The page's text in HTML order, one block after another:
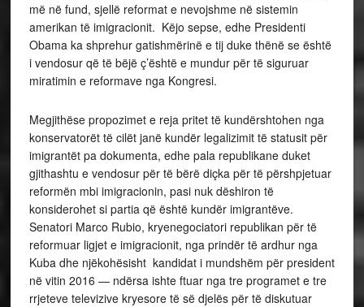
më në fund, sjellë reformat e nevojshme në sistemin
amerikan të imigracionit. Këjo sepse, edhe Presidenti
Obama ka shprehur gatishmërinë e tij duke thënë se është
i vendosur që të bëjë ç’është e mundur për të siguruar
miratimin e reformave nga Kongresi.
Megjithëse propozimet e reja pritet të kundërshtohen nga
konservatorët të cilët janë kundër legalizimit të statusit për
imigrantët pa dokumenta, edhe pala republikane duket
gjithashtu e vendosur për të bërë diçka për të përshpjetuar
reformën mbi imigracionin, pasi nuk dëshiron të
konsiderohet si partia që është kundër imigrantëve.
Senatori Marco Rubio, kryenegociatori republikan për të
reformuar ligjet e imigracionit, nga prindër të ardhur nga
Kuba dhe njëkohësisht kandidat i mundshëm për president
në vitin 2016 — ndërsa ishte ftuar nga tre programet e tre
rrjeteve televizive kryesore të së djelës për të diskutuar